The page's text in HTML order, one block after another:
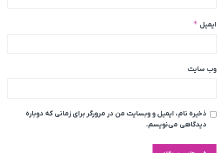
ایمیل *
وب‌ سایت
ذخیره نام، ایمیل و وبسایت من در مرورگر برای زمانی که دوباره
دیدگاهی می‌نویسم.